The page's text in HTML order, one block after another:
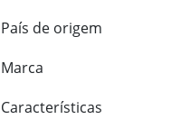
País de origem
Marca
Características